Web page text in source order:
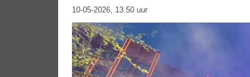
10-05-2026, 13.50 uur